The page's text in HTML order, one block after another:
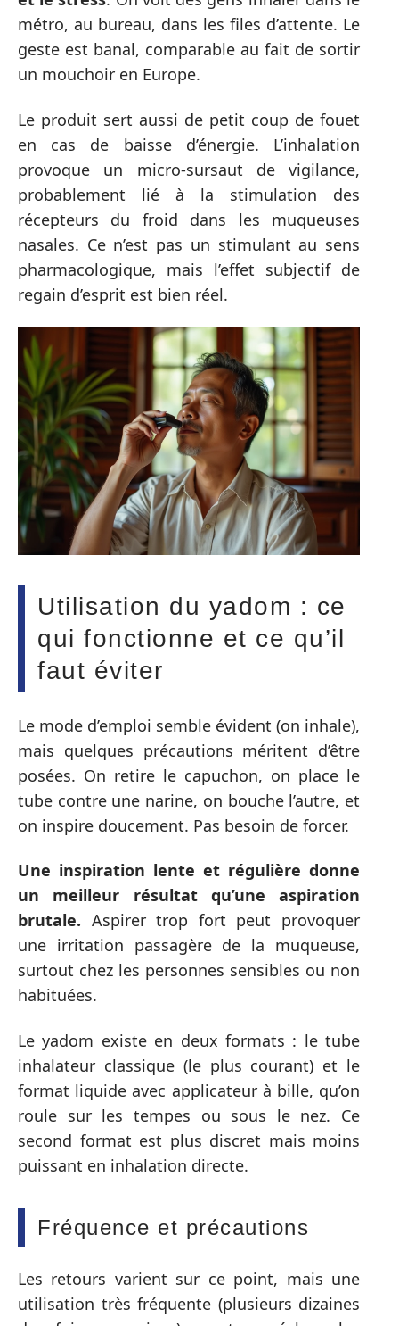
métro, au bureau, dans les files d’attente. Le
geste est banal, comparable au fait de sortir
un mouchoir en Europe.
Le produit sert aussi de petit coup de fouet
en cas de baisse d’énergie. L’inhalation
provoque un micro-sursaut de vigilance,
probablement lié à la stimulation des
récepteurs du froid dans les muqueuses
nasales. Ce n’est pas un stimulant au sens
pharmacologique, mais l’effet subjectif de
regain d’esprit est bien réel.
Utilisation du yadom : ce
qui fonctionne et ce qu’il
faut éviter
Le mode d’emploi semble évident (on inhale),
mais quelques précautions méritent d’être
posées. On retire le capuchon, on place le
tube contre une narine, on bouche l’autre, et
on inspire doucement. Pas besoin de forcer.
Une inspiration lente et régulière donne
un meilleur résultat qu’une aspiration
brutale. Aspirer trop fort peut provoquer
une irritation passagère de la muqueuse,
surtout chez les personnes sensibles ou non
habituées.
Le yadom existe en deux formats : le tube
inhalateur classique (le plus courant) et le
format liquide avec applicateur à bille, qu’on
roule sur les tempes ou sous le nez. Ce
second format est plus discret mais moins
puissant en inhalation directe.
Fréquence et précautions
Les retours varient sur ce point, mais une
utilisation très fréquente (plusieurs dizaines